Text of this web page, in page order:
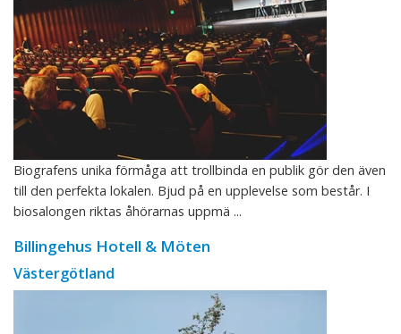
Biografens unika förmåga att trollbinda en publik gör den även
till den perfekta lokalen. Bjud på en upplevelse som består. I
biosalongen riktas åhörarnas uppmä ...
Billingehus Hotell & Möten
Västergötland